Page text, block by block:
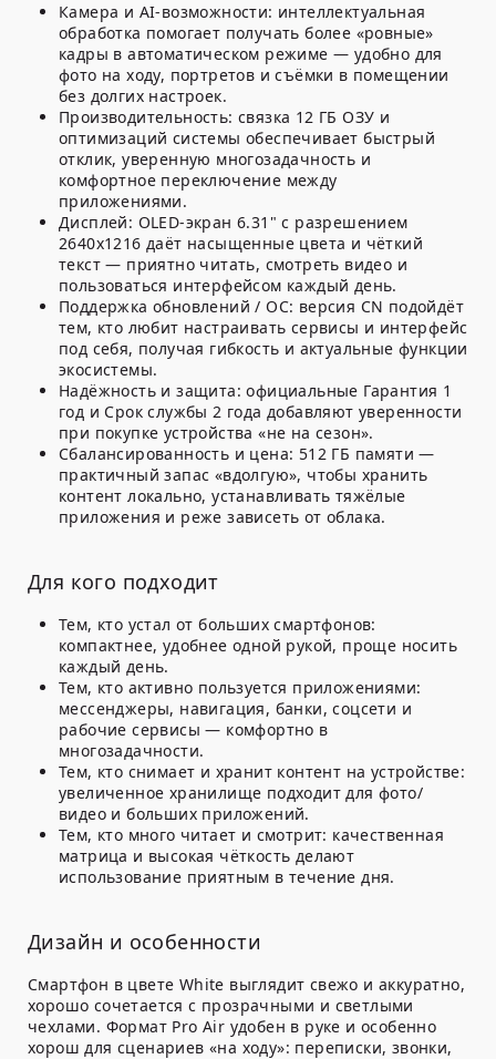
Камера и AI-возможности: интеллектуальная
обработка помогает получать более «ровные»
кадры в автоматическом режиме — удобно для
фото на ходу, портретов и съёмки в помещении
без долгих настроек.
Производительность: связка 12 ГБ ОЗУ и
оптимизаций системы обеспечивает быстрый
отклик, уверенную многозадачность и
комфортное переключение между
приложениями.
Дисплей: OLED-экран6.31" с разрешением
2640x1216 даёт насыщенные цвета и чёткий
текст — приятно читать, смотреть видео и
пользоваться интерфейсом каждый день.
Поддержка обновлений / ОС: версия CN подойдёт
тем, кто любит настраивать сервисы и интерфейс
под себя, получая гибкость и актуальные функции
экосистемы.
Надёжность и защита: официальные Гарантия 1
год и Срок службы 2 года добавляют уверенности
при покупке устройства «не на сезон».
Сбалансированность и цена: 512 ГБ памяти —
практичный запас «вдолгую», чтобы хранить
контент локально, устанавливать тяжёлые
приложения и реже зависеть от облака.
Для кого подходит
Тем, кто устал от больших смартфонов:
компактнее, удобнее одной рукой, проще носить
каждый день.
Тем, кто активно пользуется приложениями:
мессенджеры, навигация, банки, соцсети и
рабочие сервисы — комфортно в
многозадачности.
Тем, кто снимает и хранит контент на устройстве:
увеличенное хранилище подходит для фото/
видео и больших приложений.
Тем, кто много читает и смотрит: качественная
матрица и высокая чёткость делают
использование приятным в течение дня.
Дизайн и особенности
Смартфон в цвете White выглядит свежо и аккуратно,
хорошо сочетается с прозрачными и светлыми
чехлами. Формат Pro Air удобен в руке и особенно
хорош для сценариев «на ходу»: переписки, звонки,